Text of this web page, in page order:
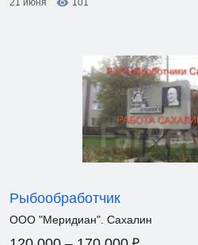
21 июня
101
Рыбообработчик
ООО "Меридиан". Сахалин
₽